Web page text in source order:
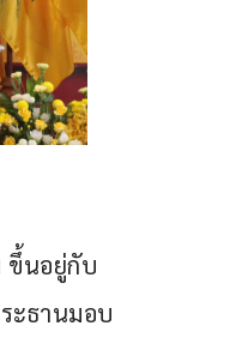
ขึ้นอยู่กับ
ะธานมอบ